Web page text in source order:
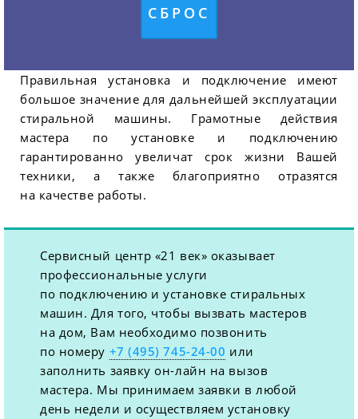
Правильная установка и подключение имеют
большое значение для дальнейшей эксплуатации
стиральной машины. Грамотные действия
мастера по установке и подключению
гарантированно увеличат срок жизни Вашей
техники, а также благоприятно отразятся
на качестве работы.
Сервисный центр «21 век» оказывает
профессиональные услуги
по подключению и установке стиральных
машин. Для того, чтобы вызвать мастеров
на дом, Вам необходимо позвонить
по номеру +7 (495) 745-24-00 или
заполнить заявку он-лайн на вызов
мастера. Мы принимаем заявки в любой
день недели и осуществляем установку